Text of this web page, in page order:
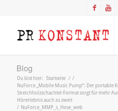
Blog
Du bist hier: Startseite / /
NuForce „Mobile Music Pump“: Der portable
Streichholzschachtel-Format sorgt für mehr
Hörerlebnis auch zu zweit
/ NuForce_MMP_s_Hose_web